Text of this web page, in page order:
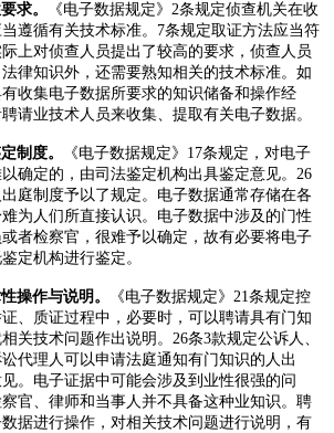
求。 《电子数据规定》 2条规定侦查机关在收
遵循有关技术标准。 7条规定取证方法应当符
上对侦查人员提出了较高的要求，侦查人员
律知识外，还需要熟知相关的技术标准。如
收集电子数据所要求的知识储备和操作经
请业技术人员来收集、提取有关电子数据。
制度。 《电子数据规定》 17条规定，对电子
确定的，由司法鉴定机构出具鉴定意见。 26
庭制度予以了规定。电子数据通常存储在各
为人们所直接认识。电子数据中涉及的门性
者检察官，很难予以确定，故有必要将电子
定机构进行鉴定。
操作与说明。 《电子数据规定》 21 条规定控
、质证过程中，必要时，可以聘请具有门知
关技术问题作出说明。 26条3款规定公诉人、
代理人可以申请法庭通知有门知识的人出
。电子证据中可能会涉及到业性很强的问
官、律师和当事人并不具备这种业知识。聘
据进行操作，对相关技术问题进行说明，有